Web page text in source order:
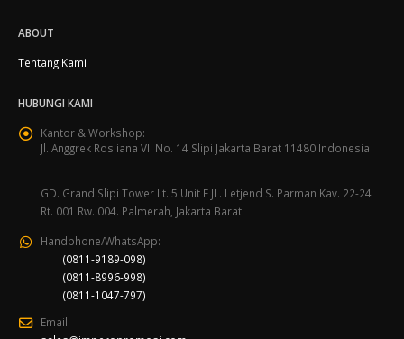
ABOUT
Tentang Kami
HUBUNGI KAMI
Kantor & Workshop:
Jl. Anggrek Rosliana VII No. 14 Slipi Jakarta Barat 11480 Indonesia
GD. Grand Slipi Tower Lt. 5 Unit F JL. Letjend S. Parman Kav. 22-24
Rt. 001 Rw. 004. Palmerah, Jakarta Barat
Handphone/WhatsApp:
(0811-9189-098)
(0811-8996-998)
(0811-1047-797)
Email: